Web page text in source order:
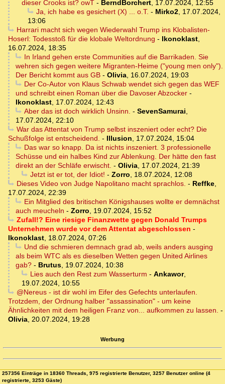
dieser Crooks ist? owT - BerndBorchert, 17.07.2024, 12:55
Ja, ich habe es gesichert (X) ... o.T. - Mirko2, 17.07.2024,
13:06
Harrari macht sich wegen Wiederwahl Trump ins Klobalisten-
Hoserl: Todesstoß für die klobale Weltordnung - Ikonoklast,
16.07.2024, 18:35
In Irland gehen erste Communities auf die Barrikaden. Sie
wehren sich gegen weitere Migranten-Heime ("young men only").
Der Bericht kommt aus GB - Olivia, 16.07.2024, 19:03
Der Co-Autor von Klaus Schwab wendet sich gegen das WEF
und schreibt einen Roman über die Davoser Abzocker -
Ikonoklast, 17.07.2024, 12:43
Aber das ist doch wirklich Unsinn. - SevenSamurai,
17.07.2024, 22:10
War das Attentat von Trump selbst inszeniert oder echt? Die
Schußfolge ist entscheidend. - Illusion, 17.07.2024, 15:04
Das war so knapp. Da ist nichts inszeniert. 3 professionelle
Schüsse und ein halbes Kind zur Ablenkung. Der hätte den fast
direkt an der Schläfe erwischt. - Olivia, 17.07.2024, 21:39
Jetzt ist er tot, der Idiot! - Zorro, 18.07.2024, 12:08
Dieses Video von Judge Napolitano macht sprachlos. - Reffke,
17.07.2024, 22:39
Ein Mitglied des britischen Königshauses wollte er demnächst
auch meucheln - Zorro, 19.07.2024, 15:52
Zufall!? Eine riesige Finanzwette gegen Donald Trumps
Unternehmen wurde vor dem Attentat abgeschlossen -
Ikonoklast, 18.07.2024, 07:26
Und die schmieren demnach grad ab, weils anders ausging
als beim WTC als es dieselben Wetten gegen United Airlines
gab? - Brutus, 19.07.2024, 10:38
Lies auch den Rest zum Wasserturm - Ankawor,
19.07.2024, 10:55
@Nereus - ist dir wohl im Eifer des Gefechts unterlaufen.
Trotzdem, der Ordnung halber "assassination" - um keine
Ähnlichkeiten mit dem heiligen Franz von... aufkommen zu lassen. -
Olivia, 20.07.2024, 19:28
Werbung
257356 Einträge in 18360 Threads, 975 registrierte Benutzer, 3257 Benutzer online (4
registrierte, 3253 Gäste)